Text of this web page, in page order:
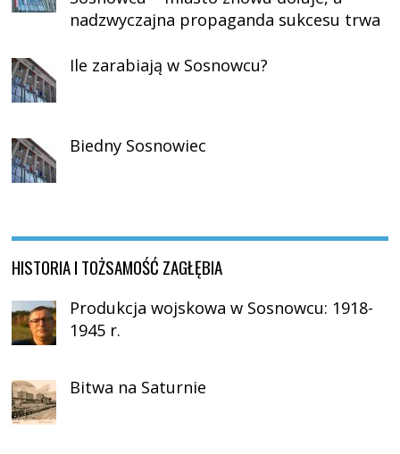
nadzwyczajna propaganda sukcesu trwa
Ile zarabiają w Sosnowcu?
Biedny Sosnowiec
HISTORIA I TOŻSAMOŚĆ ZAGŁĘBIA
Produkcja wojskowa w Sosnowcu: 1918-
1945 r.
Bitwa na Saturnie